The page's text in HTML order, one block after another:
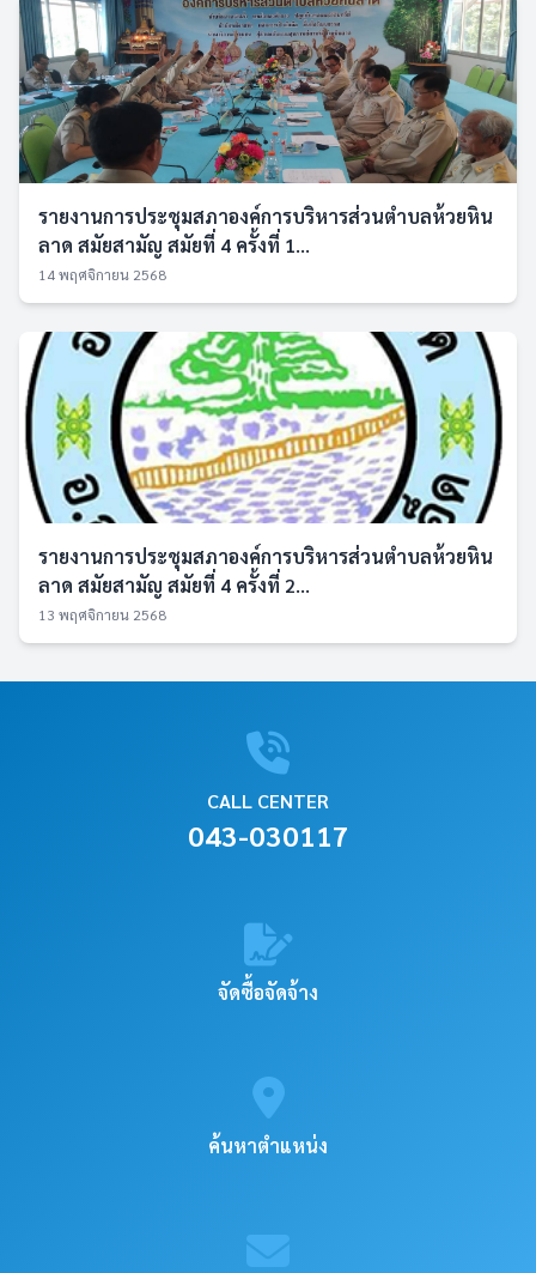
รายงานการประชุมสภาองค์การบริหารส่วนตำบลห้วยหิน
ลาด สมัยสามัญ สมัยที่ 4 ครั้งที่ 1...
14 พฤศจิกายน 2568
รายงานการประชุมสภาองค์การบริหารส่วนตำบลห้วยหิน
ลาด สมัยสามัญ สมัยที่ 4 ครั้งที่ 2...
13 พฤศจิกายน 2568
CALL CENTER
043-030117
จัดซื้อจัดจ้าง
ค้นหาตำแหน่ง